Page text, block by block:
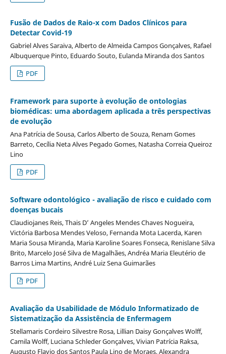
Fusão de Dados de Raio-x com Dados Clínicos para
Detectar Covid-19
Gabriel Alves Saraiva, Alberto de Almeida Campos Gonçalves, Rafael
Albuquerque Pinto, Eduardo Souto, Eulanda Miranda dos Santos
PDF
Framework para suporte à evolução de ontologias
biomédicas: uma abordagem aplicada a três perspectivas
de evolução
Ana Patrícia de Sousa, Carlos Alberto de Souza, Renam Gomes
Barreto, Cecília Neta Alves Pegado Gomes, Natasha Correia Queiroz
Lino
PDF
Software odontológico - avaliação de risco e cuidado com
doenças bucais
Claudiojanes Reis, Thais D’ Angeles Mendes Chaves Nogueira,
Victória Barbosa Mendes Veloso, Fernanda Mota Lacerda, Karen
Maria Sousa Miranda, Maria Karoline Soares Fonseca, Renislane Silva
Brito, Marcelo José Silva de Magalhães, Andréa Maria Eleutério de
Barros Lima Martins, André Luiz Sena Guimarães
PDF
Avaliação da Usabilidade de Módulo Informatizado de
Sistematização da Assistência de Enfermagem
Stellamaris Cordeiro Silvestre Rosa, Lillian Daisy Gonçalves Wolff,
Camila Wolff, Luciana Schleder Gonçalves, Vivian Patrícia Raksa,
Augusto Flavio dos Santos Paula Lino de Moraes, Alexandra